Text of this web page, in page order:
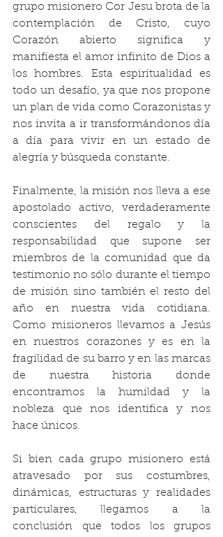
grupo misionero Cor Jesu brota de la
contemplación de Cristo, cuyo
Corazón abierto significa y
manifiesta el amor infinito de Dios a
los hombres. Esta espiritualidad es
todo un desafío, ya que nos propone
un plan de vida como Corazonistas y
nos invita a ir transformándonos día
a día para vivir en un estado de
alegría y búsqueda constante.
Finalmente, la misión nos lleva a ese
apostolado activo, verdaderamente
conscientes del regalo y la
responsabilidad que supone ser
miembros de la comunidad que da
testimonio no sólo durante el tiempo
de misión sino también el resto del
año en nuestra vida cotidiana.
Como misioneros llevamos a Jesús
en nuestros corazones y es en la
fragilidad de su barro y en las marcas
de nuestra historia donde
encontramos la humildad y la
nobleza que nos identifica y nos
hace únicos.
Si bien cada grupo misionero está
atravesado por sus costumbres,
dinámicas, estructuras y realidades
particulares, llegamos a la
conclusión que todos los grupos